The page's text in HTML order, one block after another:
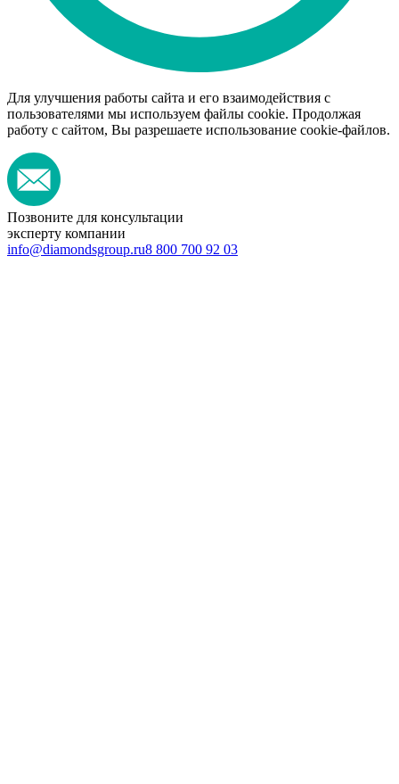
Для улучшения работы сайта и его взаимодействия с
пользователями мы используем файлы cookie. Продолжая
работу с сайтом, Вы разрешаете использование cookie-файлов.
Позвоните для консультации
эксперту компании
info@diamondsgroup.ru8 800 700 92 03